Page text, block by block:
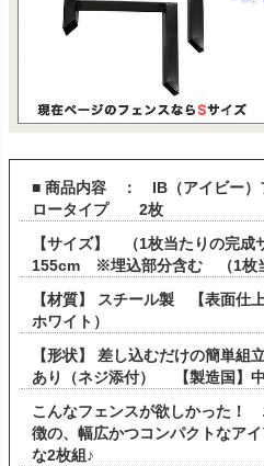
■ 商品内容 ： IB（アイビー
ロータイプ 2枚
【サイズ】 （1枚当たりの完成
155cm ※埋込部分含む （1枚
【材質】 スチール製 【表面仕
ホワイト）
【形状】 差し込むだけの簡単
あり（ネジ添付） 【製造国】
こんなフェンスが欲しかった！
徴の、幅広かつコンパクトなア
な2枚組♪